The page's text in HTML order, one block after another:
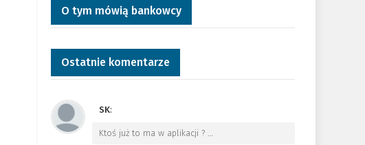
O tym mówią bankowcy
Ostatnie komentarze
SK:
Ktoś już to ma w aplikacji ? …